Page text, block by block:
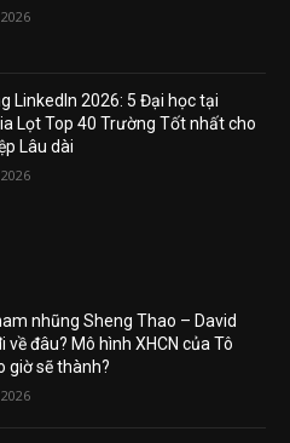
LinkedIn 2026: 5 Đại học tại
Lọt Top 40 Trường Tốt nhất cho
Lâu dài
nhũng Sheng Thao – David
về đâu? Mô hình XHCN của Tô
giờ sẽ thành?